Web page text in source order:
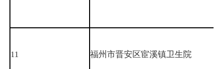
11 福州市晋安区宦溪镇卫生院